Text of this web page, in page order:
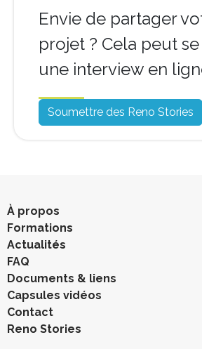
Envie de partager
projet ? Cela peut
une interview en
Soumettre des Reno Stories
À propos
Formations
Actualités
FAQ
Documents & liens
Capsules vidéos
Contact
Reno Stories